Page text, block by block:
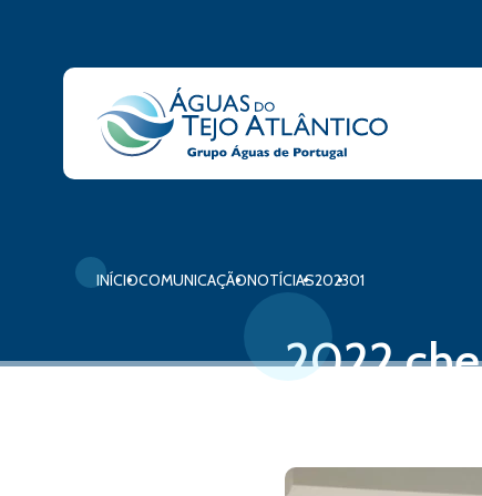
INÍCIOCOMUNICAÇÃONOTÍCIAS202301
2022